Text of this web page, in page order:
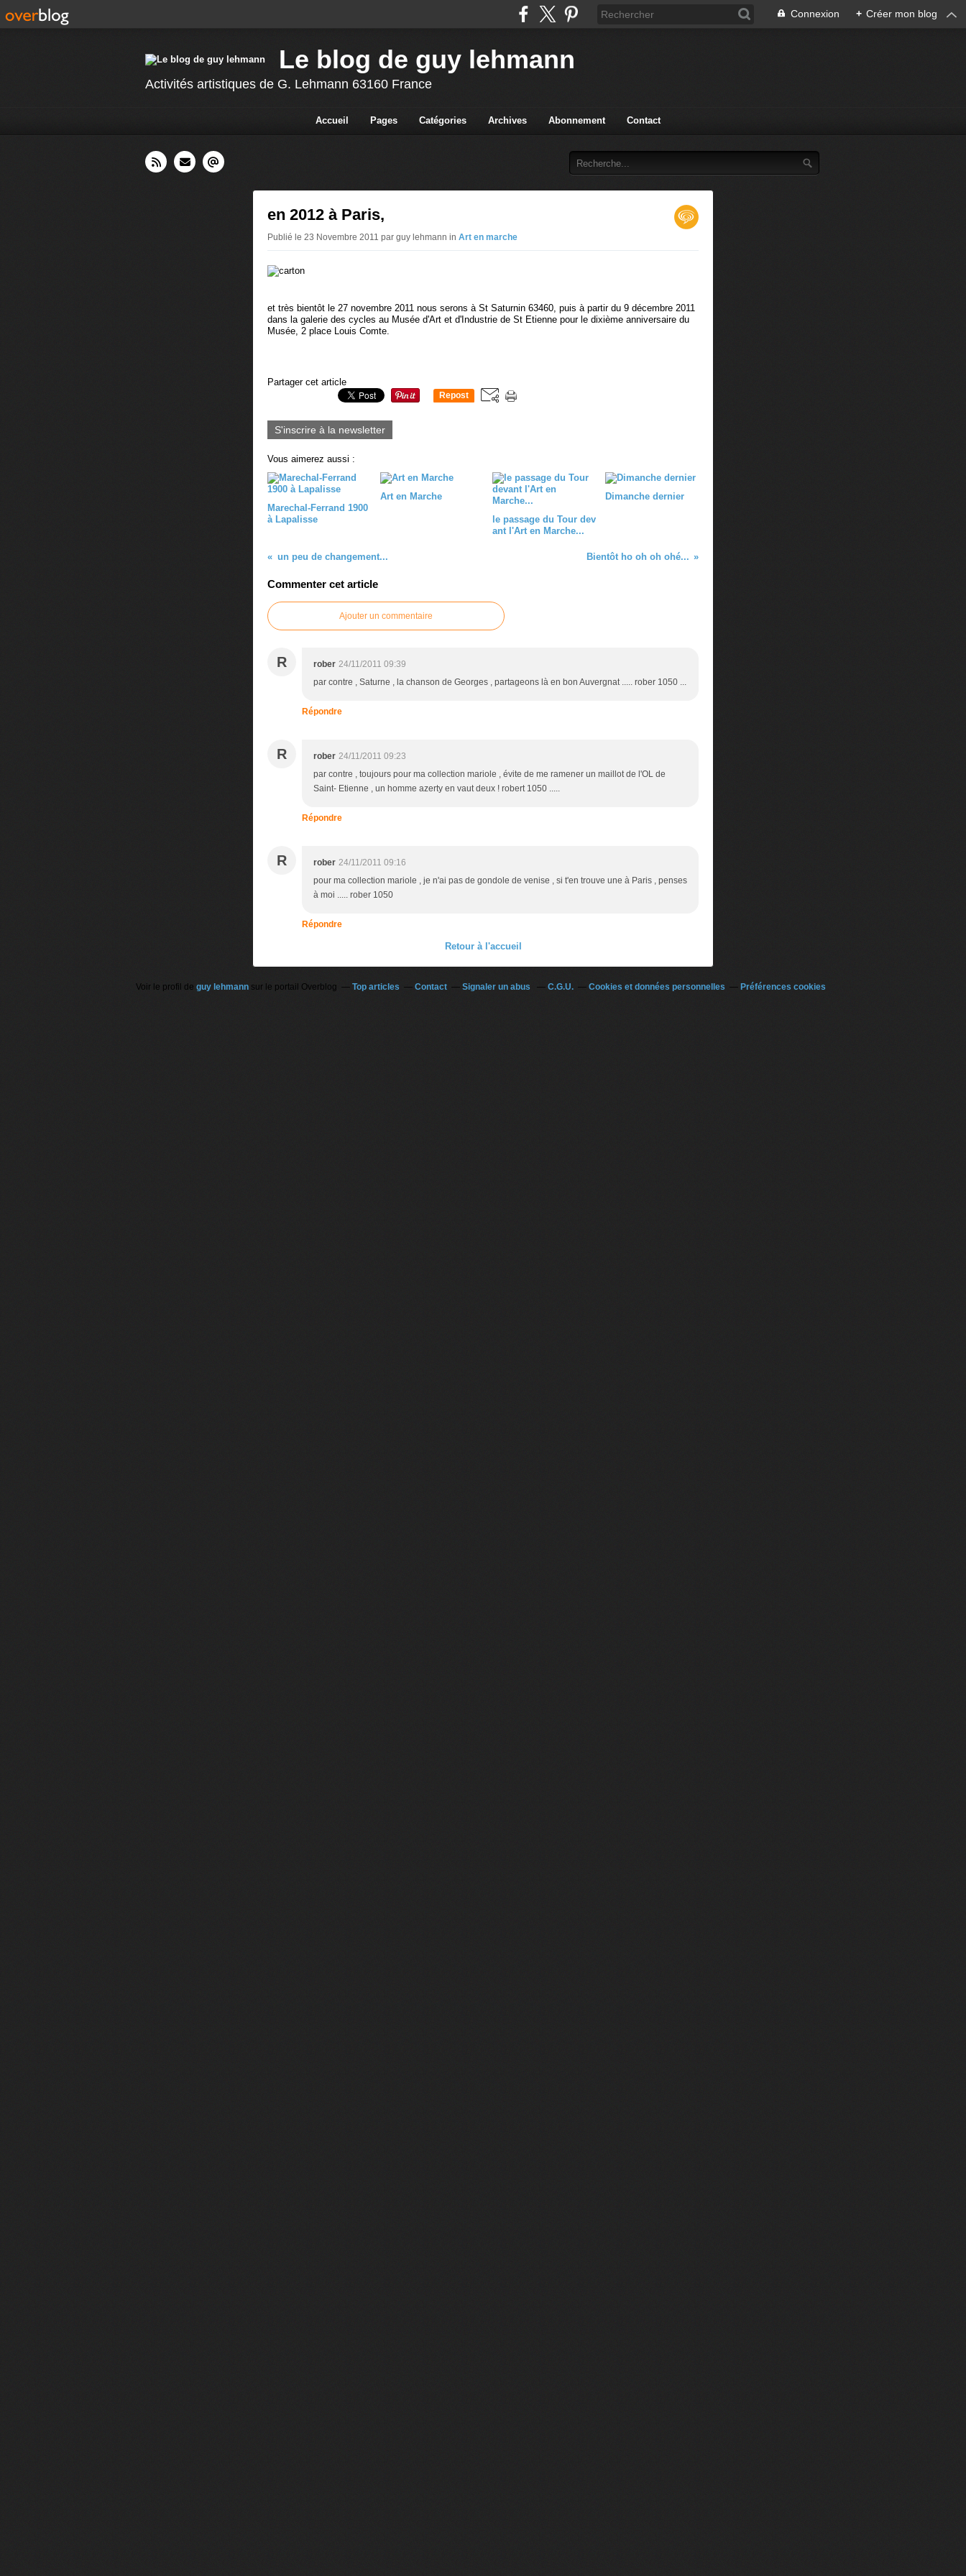
Connexion + Créer mon blog
Le blog de guy lehmann
Activités artistiques de G. Lehmann 63160 France
Accueil Pages Catégories Archives Abonnement Contact
en 2012 à Paris,
Publié le 23 Novembre 2011 par guy lehmann in Art en marche
et très bientôt le 27 novembre 2011 nous serons à St Saturnin 63460, puis à partir du 9 décembre 2011
dans la galerie des cycles au Musée d'Art et d'Industrie de St Etienne pour le dixième anniversaire du
Musée, 2 place Louis Comte.
Partager cet article
Repost
S'inscrire à la newsletter
Vous aimerez aussi :
Marechal-Ferrand 1900
à Lapalisse
Art en Marche
le passage du Tour dev
ant l'Art en Marche...
Dimanche dernier
un peu de changement... Bientôt ho oh oh ohé...
Commenter cet article
Ajouter un commentaire
R rober 24/11/2011 09:39
par contre , Saturne , la chanson de Georges , partageons là en bon Auvergnat ..... rober 1050 ...
Répondre
R rober 24/11/2011 09:23
par contre , toujours pour ma collection mariole , évite de me ramener un maillot de l'OL de
Saint- Etienne , un homme azerty en vaut deux ! robert 1050 .....
Répondre
R rober 24/11/2011 09:16
pour ma collection mariole , je n'ai pas de gondole de venise , si t'en trouve une à Paris , penses
à moi ..... rober 1050
Répondre
Retour à l'accueil
Voir le profil de guy lehmann sur le portail Overblog Top articles Contact Signaler un abus C.G.U. Cookies et données personnelles Préférences cookies